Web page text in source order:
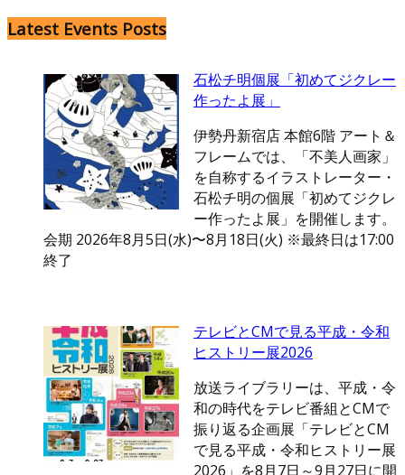
Latest Events Posts
石松チ明個展「初めてジクレー
作ったよ展」
伊勢丹新宿店 本館6階 アート＆
フレームでは、「不美人画家」
を自称するイラストレーター・
石松チ明の個展「初めてジクレ
ー作ったよ展」を開催します。
会期 2026年8月5日(水)〜8月18日(火) ※最終日は17:00
終了
テレビとCMで見る平成・令和
ヒストリー展2026
放送ライブラリーは、平成・令
和の時代をテレビ番組とCMで
振り返る企画展「テレビとCM
で見る平成・令和ヒストリー展
2026」を8月7日～9月27日に開